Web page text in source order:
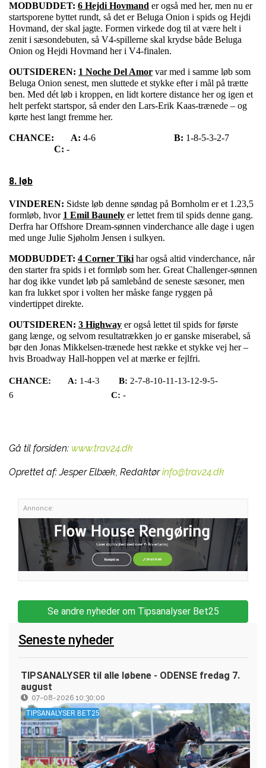
MODBUDDET: 6 Hejdi Hovmand er også med her, men nu er
startsporene byttet rundt, så det er Beluga Onion i spids og Hejdi
Hovmand, der skal jagte. Formen virkede dog til at være helt i
zenit i sæsondebuten, så V4-spillerne skal krydse både Beluga
Onion og Hejdi Hovmand her i V4-finalen.
OUTSIDEREN: 1 Noche Del Amor var med i samme løb som
Beluga Onion senest, men sluttede et stykke efter i mål på trætte
ben. Med dét løb i kroppen, en lidt kortere distance her og igen et
helt perfekt startspor, så ender den Lars-Erik Kaas-trænede – og
kørte hest langt fremme her.
CHANCE: A: 4-6 B: 1-8-5-3-2-7
C: -
8. løb
VINDEREN: Sidste løb denne søndag på Bornholm er et 1.23,5
formløb, hvor 1 Emil Baunely er lettet frem til spids denne gang.
Derfra har Offshore Dream-sønnen vinderchance alle dage i ugen
med unge Julie Sjøholm Jensen i sulkyen.
MODBUDDET: 4 Corner Tikihar også altid vinderchance, når
den starter fra spids i et formløb som her. Great Challenger-sønnen
har dog ikke vundet løb på samlebånd de seneste sæsoner, men
kan fra lukket spor i volten her måske fange ryggen på
vindertippet direkte.
OUTSIDEREN: 3 Highway er også lettet til spids for første
gang længe, og selvom resultatrækken jo er ganske miserabel, så
bør den Jonas Mikkelsen-trænede hest række et stykke vej her –
hvis Broadway Hall-hoppen vel at mærke er fejlfri.
CHANCE: A: 1-4-3 B: 2-7-8-10-11-13-12-9-5-
6
C: -
Gå til forsiden: www.trav24.dk
Oprettet af:Jesper Elbæk, Redaktør info@trav24.dk
Annonce:
Se andre nyheder om Tipsanalyser Bet25
Seneste nyheder
TIPSANALYSER til alle løbene - ODENSE fredag 7.
august
07-08-2026 10:30:00
TIPSANALYSER BET25